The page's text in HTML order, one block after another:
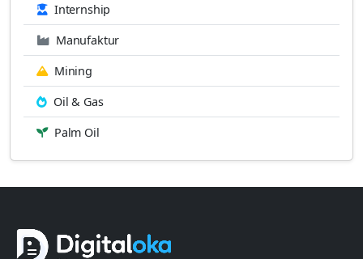
Internship
Manufaktur
Mining
Oil & Gas
Palm Oil